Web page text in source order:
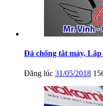
Đá chống tắt máy, Lắp
Đăng lúc 31/05/2018